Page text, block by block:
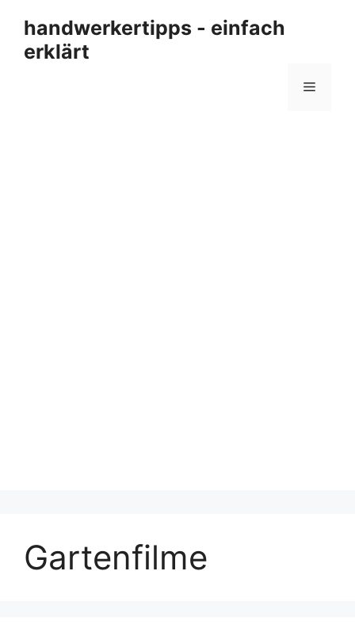
Inhalt
springen
handwerkertipps - einfach
erklärt
Menü
Gartenfilme